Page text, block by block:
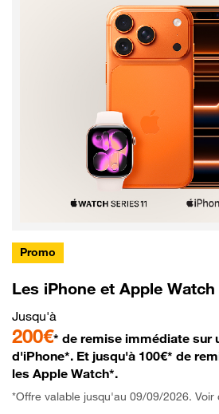
Promo
Les iPhone et Apple
Jusqu'à
200€* de remise immédiate sur
d'iPhone*. Et jusqu'à 100€* de
les Apple Watch*.
*Offre valable jusqu'au 09/09/2026. Voir